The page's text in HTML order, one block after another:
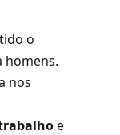
o
homens.
nos
e